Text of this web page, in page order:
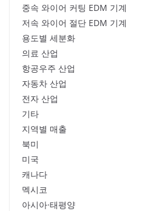
중속 와이어 커팅 EDM 기계
저속 와이어 절단 EDM 기계
용도별 세분화
의료 산업
항공우주 산업
자동차 산업
전자 산업
기타
지역별 매출
북미
미국
캐나다
멕시코
아시아·태평양